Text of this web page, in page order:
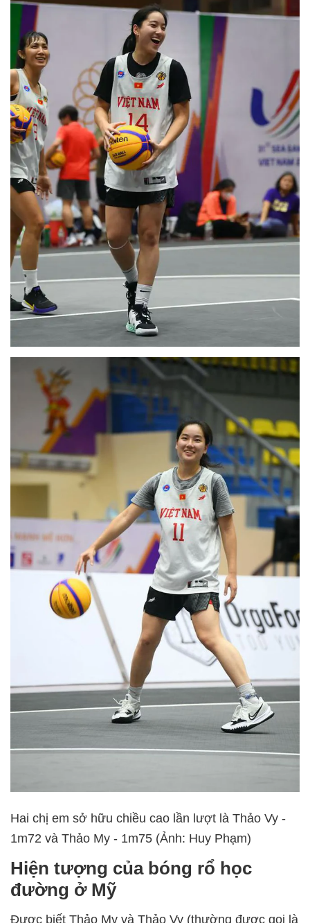
Hai chị em sở hữu chiều cao lần lượt là Thảo Vy -
1m72 và Thảo My - 1m75 (Ảnh: Huy Phạm)
Hiện tượng của bóng rổ học
đường ở Mỹ
Được biết Thảo My và Thảo Vy (thường được gọi là